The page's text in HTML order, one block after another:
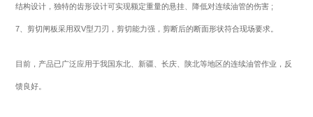
结构设计，独特的齿形设计可实现额定重量的悬挂、降低对连续油管的伤害 ;
7、剪切闸板采用双V型刀刃，剪切能力强，剪断后的断面形状符合现场要求。
目前，产品已广泛应用于我国东北、新疆、长庆、陕北等地区的连续油管作业，反
馈良好。